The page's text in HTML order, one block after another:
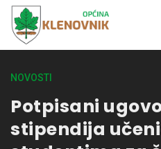
NOVOSTI
Potpisani
stipendija